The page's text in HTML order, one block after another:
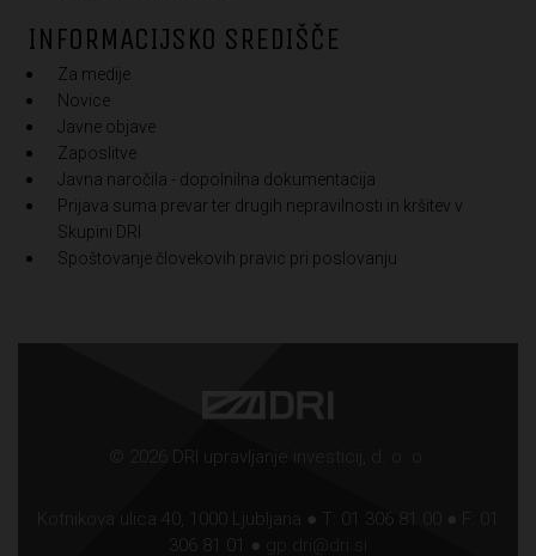
INFORMACIJSKO SREDIŠČE
Za medije
Novice
Javne objave
Zaposlitve
Javna naročila - dopolnilna dokumentacija
Prijava suma prevar ter drugih nepravilnosti in kršitev v
Skupini DRI
Spoštovanje človekovih pravic pri poslovanju
© 2026 DRI upravljanje investicij, d. o. o.
Kotnikova ulica 40, 1000 Ljubljana ● T: 01 306 81 00 ● F: 01
306 81 01 ●